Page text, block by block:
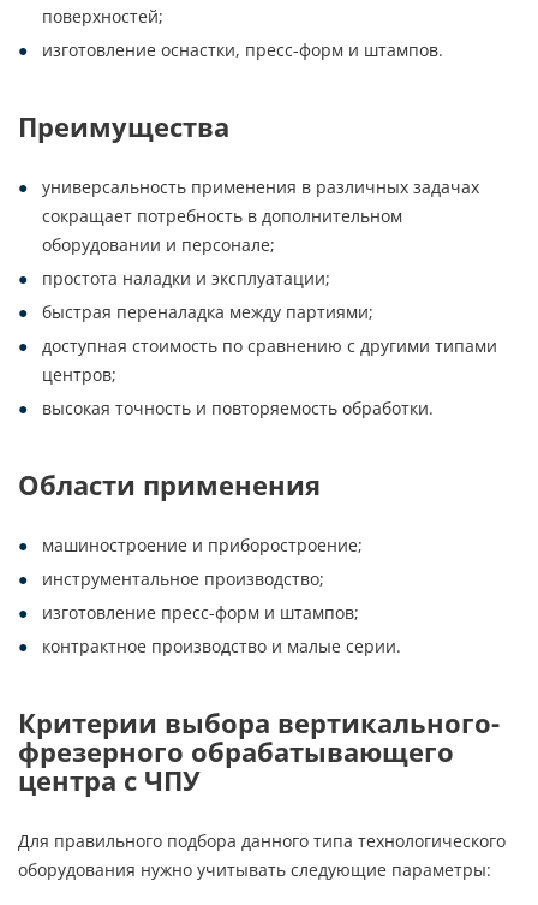
поверхностей;
изготовление оснастки, пресс-форм и штампов.
Преимущества
универсальность применения в различных задачах
сокращает потребность в дополнительном
оборудовании и персонале;
простота наладки и эксплуатации;
быстрая переналадка между партиями;
доступная стоимость по сравнению с другими типами
центров;
высокая точность и повторяемость обработки.
Области применения
машиностроение и приборостроение;
инструментальное производство;
изготовление пресс-форм и штампов;
контрактное производство и малые серии.
Критерии выбора вертикального-
фрезерного обрабатывающего
центра с ЧПУ
Для правильного подбора данного типа технологического
оборудования нужно учитывать следующие параметры: